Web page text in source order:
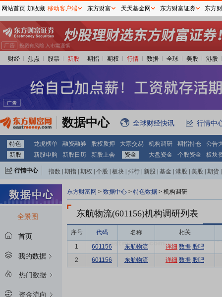
财经 焦点 股票 新股 期指 期权 行情 数据 全球 美股 港股
数据中心 全球财经快讯 行情中
特色 龙虎榜单 融资融券 股权质押 大宗交易 机构调研 期指持仓
公告
新股
新股申购 新股日历 新股上会 资金 大盘资金 个股资金 板块
行情中心 指数 期指 期权 个股 板块 排行 新股 基金 港股 美股 期货
全景图
首页
我的数据
热门数据
资金流向
东方财富网 > 数据中心 > 特色数据 > 机构调研
东航物流(601156)机构调研列表
序号 代码 名称 相关
1 601156 东航物流 详细 数据 股吧
2
601156 东航物流 详细 数据 股吧
网站首页 加收藏 移动客户端 东方财富 天天基金网 东方财富证券 东方